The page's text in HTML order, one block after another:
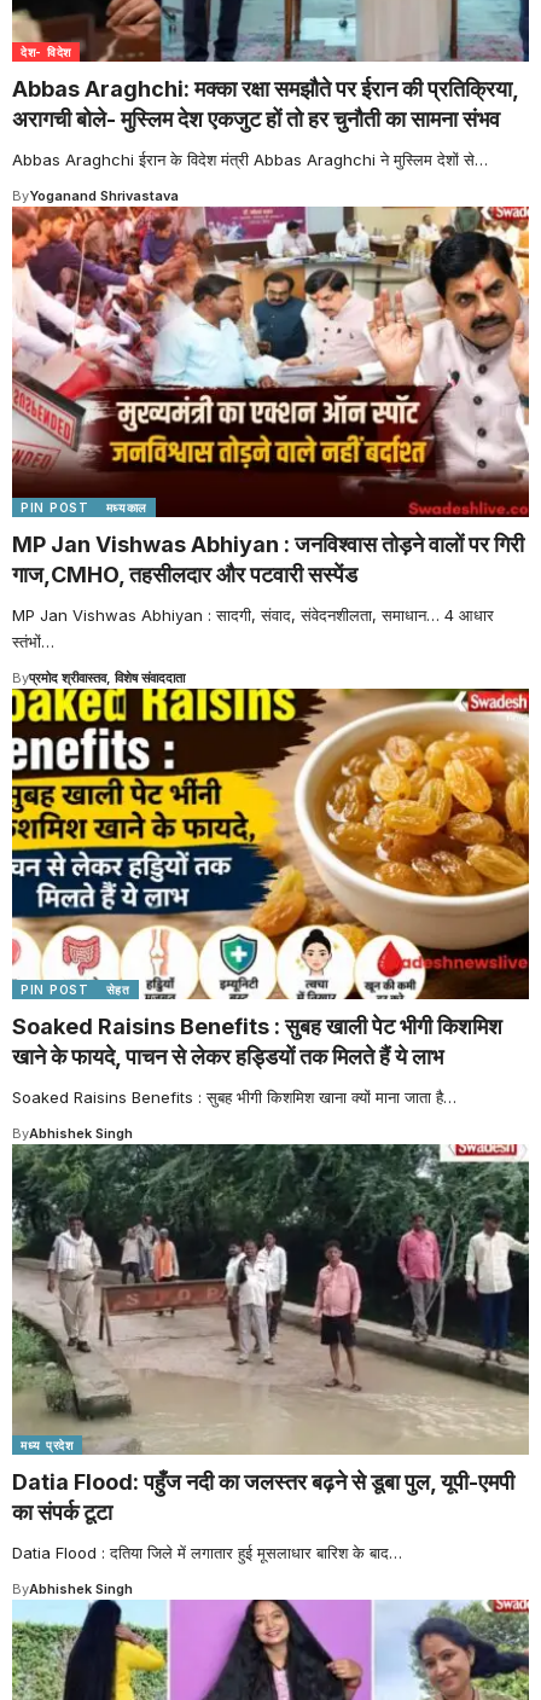
देश- विदेश
Abbas Araghchi: मक्का रक्षा समझौते पर ईरान की प्रतिक्रिया,
अरागची बोले- मुस्लिम देश एकजुट हों तो हर चुनौती का सामना संभव
Abbas Araghchi ईरान के विदेश मंत्री Abbas Araghchi ने मुस्लिम देशों से…
ByYoganand Shrivastava
PIN POST मध्यकाल
MP Jan Vishwas Abhiyan : जनविश्वास तोड़ने वालों पर गिरी
गाज,CMHO, तहसीलदार और पटवारी सस्पेंड
MP Jan Vishwas Abhiyan : सादगी, संवाद, संवेदनशीलता, समाधान… 4 आधार
स्तंभों…
Byप्रमोद श्रीवास्तव, विशेष संवाददाता
PIN POST सेहत
Soaked Raisins Benefits : सुबह खाली पेट भीगी किशमिश
खाने के फायदे, पाचन से लेकर हड्डियों तक मिलते हैं ये लाभ
Soaked Raisins Benefits : सुबह भीगी किशमिश खाना क्यों माना जाता है…
ByAbhishek Singh
मध्य प्रदेश
Datia Flood: पहुँज नदी का जलस्तर बढ़ने से डूबा पुल, यूपी-एमपी
का संपर्क टूटा
Datia Flood : दतिया जिले में लगातार हुई मूसलाधार बारिश के बाद…
ByAbhishek Singh